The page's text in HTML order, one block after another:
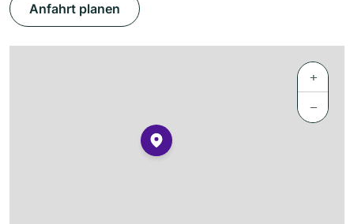
Anfahrt planen
+
−